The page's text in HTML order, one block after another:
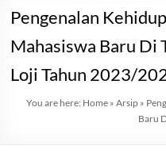
dan
Ilmu
Pendidikan
Universitas
Pengenalan
Mahasiswa Baru Di
Loji Tahun 2023/
You are here: Home» Arsip»
Baru